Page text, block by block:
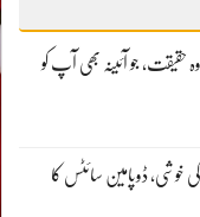
جو آئینہ بھی آپ کو
خوشی، ڈوپامین سائٹس کا